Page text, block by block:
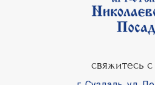
свяжитесь